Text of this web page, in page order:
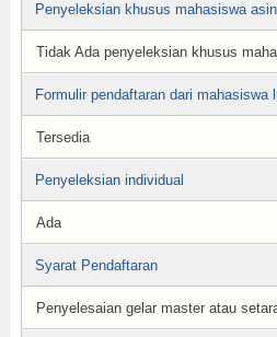
Penyeleksian khusus mahasiswa
Tidak Ada penyeleksian khusus
Formulir pendaftaran dari mahasiswa
Tersedia
Penyeleksian individual
Ada
Syarat Pendaftaran
Penyelesaian gelar master atau